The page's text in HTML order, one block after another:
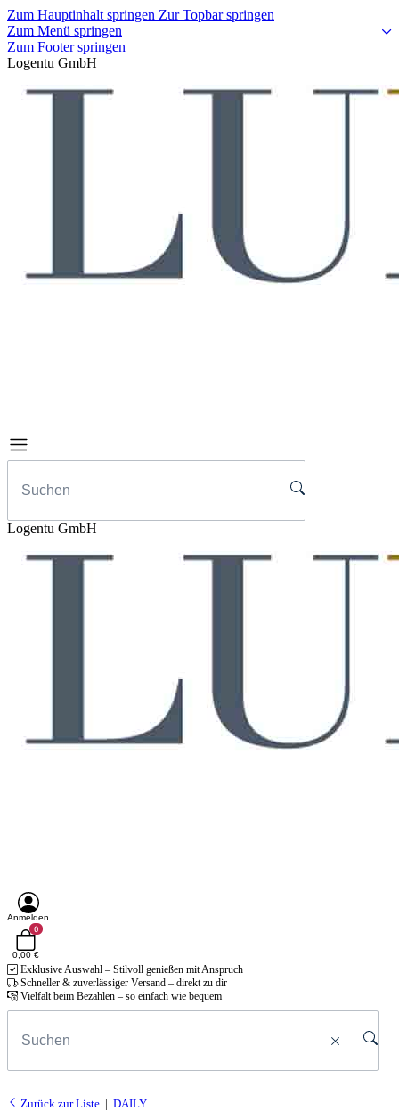
Zum Hauptinhalt springen Zur Topbar springen
Zum Menü springen
Zum Footer springen
Logentu GmbH
Logentu GmbH
Anmelden
0
0,00 €
Exklusive Auswahl – Stilvoll genießen mit Anspruch
Schneller & zuverlässiger Versand – direkt zu dir
Vielfalt beim Bezahlen – so einfach wie bequem
Zurück zur Liste DAILY